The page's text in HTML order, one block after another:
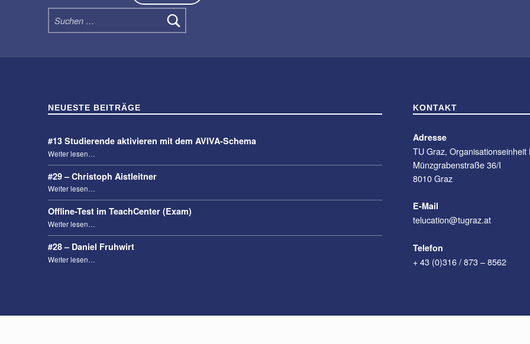
Suchen nach:
NEUESTE BEITRÄGE
#13 Studierende aktivieren mit dem AVIVA-Schema
Weiter lesen“#13 Studierende aktivieren mit dem AVIVA-Schema”
…
#29 – Christoph Aistleitner
Weiter lesen “#29 – Christoph Aistleitner”
…
Offline-Test im TeachCenter (Exam)
Weiter lesen…
#28 – Daniel Fruhwirt
Weiter lesen…
KONTAKT
Adresse
TU Graz,
Münzgrabenstraße 36/I
8010 Graz
E-Mail
telucation@tugraz.at
Telefon
+ 43 (0)316 / 873 – 8562